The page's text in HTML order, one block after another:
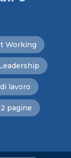
Working
lavoro
pagine